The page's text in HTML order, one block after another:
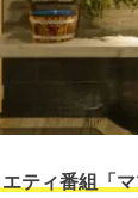
ティ番組「マ